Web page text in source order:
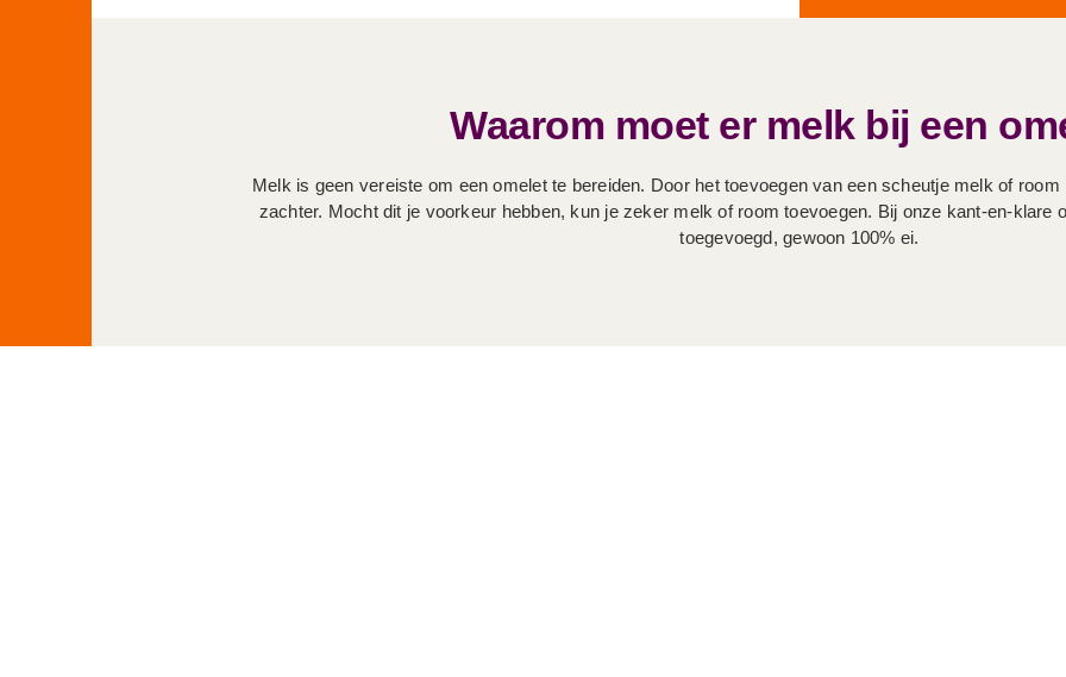
Waarom moet er melk bij een
Melk is geen vereiste om een omelet te bereiden. Door het toevoegen van een scheutje melk of
zachter. Mocht dit je voorkeur hebben, kun je zeker melk of room toevoegen. Bij onze kant-en-klare
toegevoegd, gewoon 100% ei.